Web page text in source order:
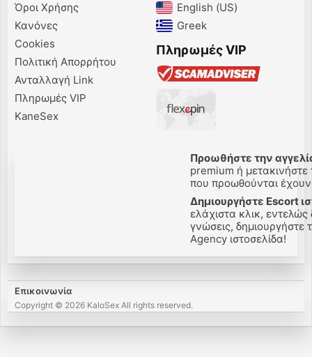
Όροι Χρήσης
Κανόνες
Cookies
Πολιτική Απορρήτου
Ανταλλαγή Link
Πληρωμές VIP
KaneSex
English (US)‎
Greek‎
Πληρωμές VIP
Προωθήστε την
premium ή μετακινήστε
που προωθούνται έχουν
Δημιουργήστε Escort
ελάχιστα κλικ,
γνώσεις, δημιουργήστε
Agency ιστοσελίδα!
Επικοινωνία
Copyright © 2026 KaloSex All rights reserved.